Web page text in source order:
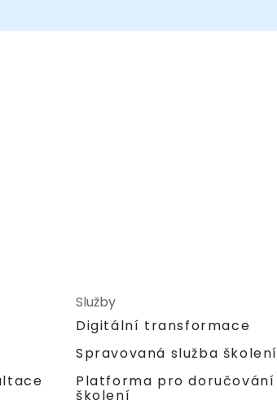
Služby
Digitální transformace
Spravovaná služba školení
Platforma pro doručování
školení